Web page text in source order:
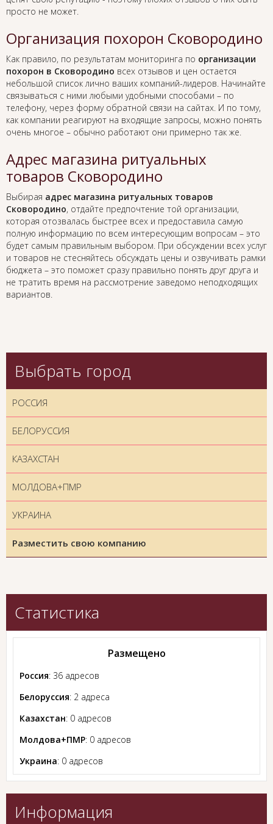
просто не может.
Организация похорон Сковородино
Как правило, по результатам мониторинга по организации
похорон в Сковородино всех отзывов и цен остается
небольшой список лично ваших компаний-лидеров. Начинайте
связываться с ними любыми удобными способами – по
телефону, через форму обратной связи на сайтах. И по тому,
как компании реагируют на входящие запросы, можно понять
очень многое – обычно работают они примерно так же.
Адрес магазина ритуальных
товаров Сковородино
Выбирая адрес магазина ритуальных товаров
Сковородино, отдайте предпочтение той организации,
которая отозвалась быстрее всех и предоставила самую
полную информацию по всем интересующим вопросам – это
будет самым правильным выбором. При обсуждении всех услуг
и товаров не стесняйтесь обсуждать цены и озвучивать рамки
бюджета – это поможет сразу правильно понять друг друга и
не тратить время на рассмотрение заведомо неподходящих
вариантов.
Выбрать город
РОССИЯ
БЕЛОРУССИЯ
КАЗАХСТАН
МОЛДОВА+ПМР
УКРАИНА
Разместить свою компанию
Статистика
Размещено
Россия: 36 адресов
Белоруссия: 2 адреса
Казахстан: 0 адресов
Молдова+ПМР: 0 адресов
Украина: 0 адресов
Информация